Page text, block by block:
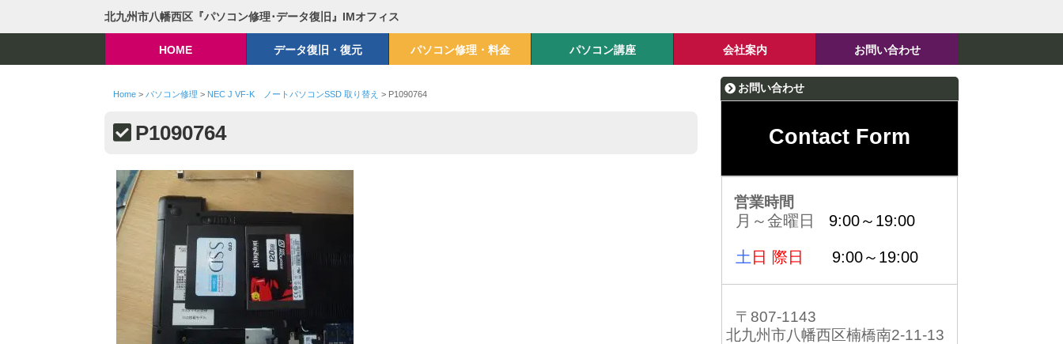
北九州市八幡西区『パソコン修理･データ復旧』IMオフィス
HOME データ復旧・復元 パソコン修理・料金 パソコン講座 会社案内 お問い合わせ
Home> パソコン修理 > NEC J VF-K ノートパソコンSSD 取り替え > P1090764
P1090764
お問い合わせ
Contact Form
営業時間
月～金曜日 9:00～19:00
土 日 際日 9:00～19:00
〒807-1143
北九州市八幡西区楠橋南2-11-13